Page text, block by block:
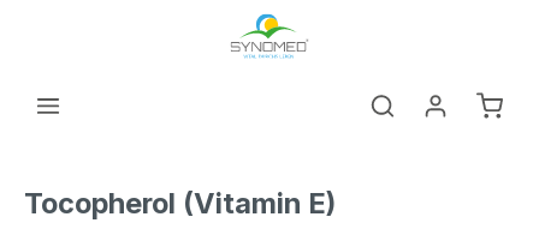
Tocopherol (Vitamin E)